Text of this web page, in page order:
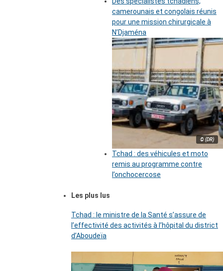
camerounais et congolais réunis
pour une mission chirurgicale à
N’Djaména
© (DR)
Tchad : des véhicules et moto
remis au programme contre
l’onchocercose
Les plus lus
Tchad : le ministre de la Santé s’assure de
l’effectivité des activités à l’hôpital du district
d’Aboudeïa